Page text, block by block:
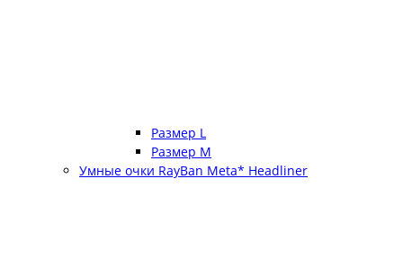
Размер L
Размер М
Умные очки RayBan Meta* Headliner